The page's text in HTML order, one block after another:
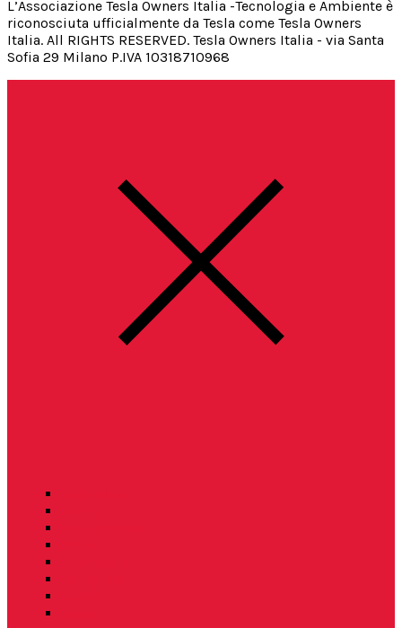
L’Associazione Tesla Owners Italia -Tecnologia e Ambiente è
riconosciuta ufficialmente da Tesla come Tesla Owners
Italia. All RIGHTS RESERVED. Tesla Owners Italia - via Santa
Sofia 29 Milano P.IVA 10318710968